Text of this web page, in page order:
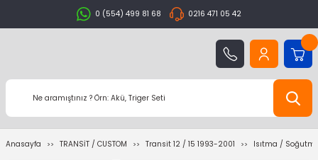
0 (554) 499 81 68 0216 471 05 42
Anasayfa TRANSİT / CUSTOM Transit 12 / 15 1993-2001 Isıtma /